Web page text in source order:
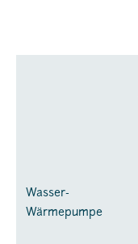
Wasser-
Wärmepumpe